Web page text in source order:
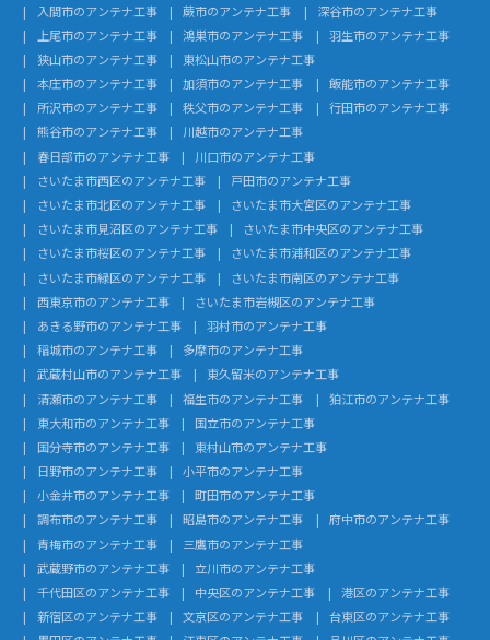
入間市のアンテナ工事
蕨市のアンテナ工事
深谷市のアンテナ工事
上尾市のアンテナ工事
鴻巣市のアンテナ工事
羽生市のアンテナ工事
狭山市のアンテナ工事
東松山市のアンテナ工事
本庄市のアンテナ工事
加須市のアンテナ工事
飯能市のアンテナ工事
所沢市のアンテナ工事
秩父市のアンテナ工事
行田市のアンテナ工事
熊谷市のアンテナ工事
川越市のアンテナ工事
春日部市のアンテナ工事
川口市のアンテナ工事
さいたま市西区のアンテナ工事
戸田市のアンテナ工事
さいたま市北区のアンテナ工事
さいたま市大宮区のアンテナ工事
さいたま市見沼区のアンテナ工事
さいたま市中央区のアンテナ工事
さいたま市桜区のアンテナ工事
さいたま市浦和区のアンテナ工事
さいたま市緑区のアンテナ工事
さいたま市南区のアンテナ工事
西東京市のアンテナ工事
さいたま市岩槻区のアンテナ工事
あきる野市のアンテナ工事
羽村市のアンテナ工事
稲城市のアンテナ工事
多摩市のアンテナ工事
武蔵村山市のアンテナ工事
東久留米のアンテナ工事
清瀬市のアンテナ工事
福生市のアンテナ工事
狛江市のアンテナ工事
東大和市のアンテナ工事
国立市のアンテナ工事
国分寺市のアンテナ工事
東村山市のアンテナ工事
日野市のアンテナ工事
小平市のアンテナ工事
小金井市のアンテナ工事
町田市のアンテナ工事
調布市のアンテナ工事
昭島市のアンテナ工事
府中市のアンテナ工事
青梅市のアンテナ工事
三鷹市のアンテナ工事
武蔵野市のアンテナ工事
立川市のアンテナ工事
千代田区のアンテナ工事
中央区のアンテナ工事
港区のアンテナ工事
新宿区のアンテナ工事
文京区のアンテナ工事
台東区のアンテナ工事